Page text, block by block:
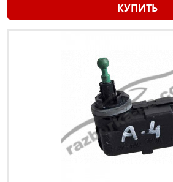
КУПИТЬ